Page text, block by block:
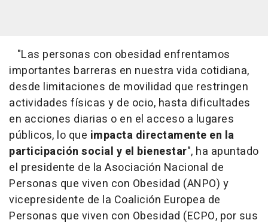
"Las personas con obesidad enfrentamos
importantes barreras en nuestra vida cotidiana,
desde limitaciones de movilidad que restringen
actividades físicas y de ocio, hasta dificultades
en acciones diarias o en el acceso a lugares
públicos, lo que impacta directamente en la
participación social y el bienestar", ha apuntado
el presidente de la Asociación Nacional de
Personas que viven con Obesidad (ANPO) y
vicepresidente de la Coalición Europea de
Personas que viven con Obesidad (ECPO, por sus